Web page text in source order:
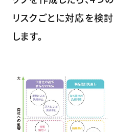
リスクごとに対応を検討
します。